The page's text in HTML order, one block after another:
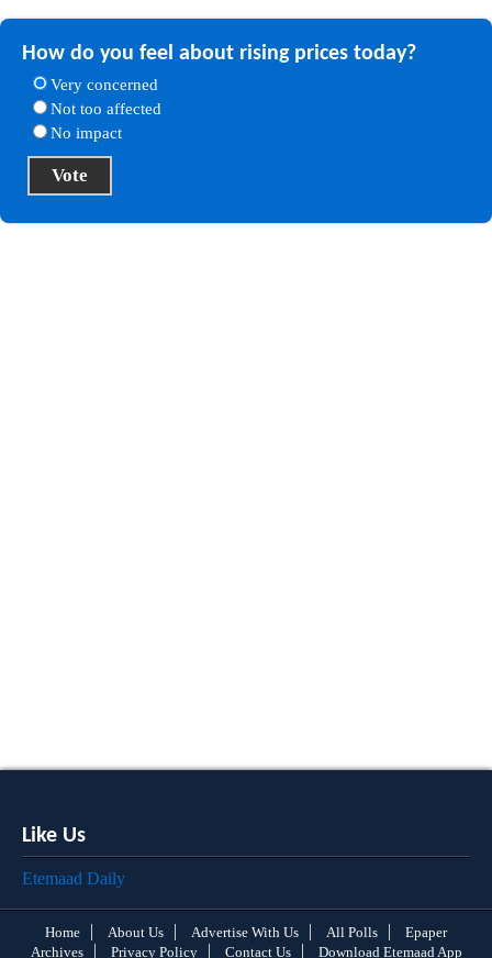
How do you feel about rising prices today?
Very concerned
Not too affected
No impact
Like Us
Etemaad Daily
Home About Us Advertise With Us All Polls
Epaper
Archives
Privacy Policy Contact Us Download Etemaad App